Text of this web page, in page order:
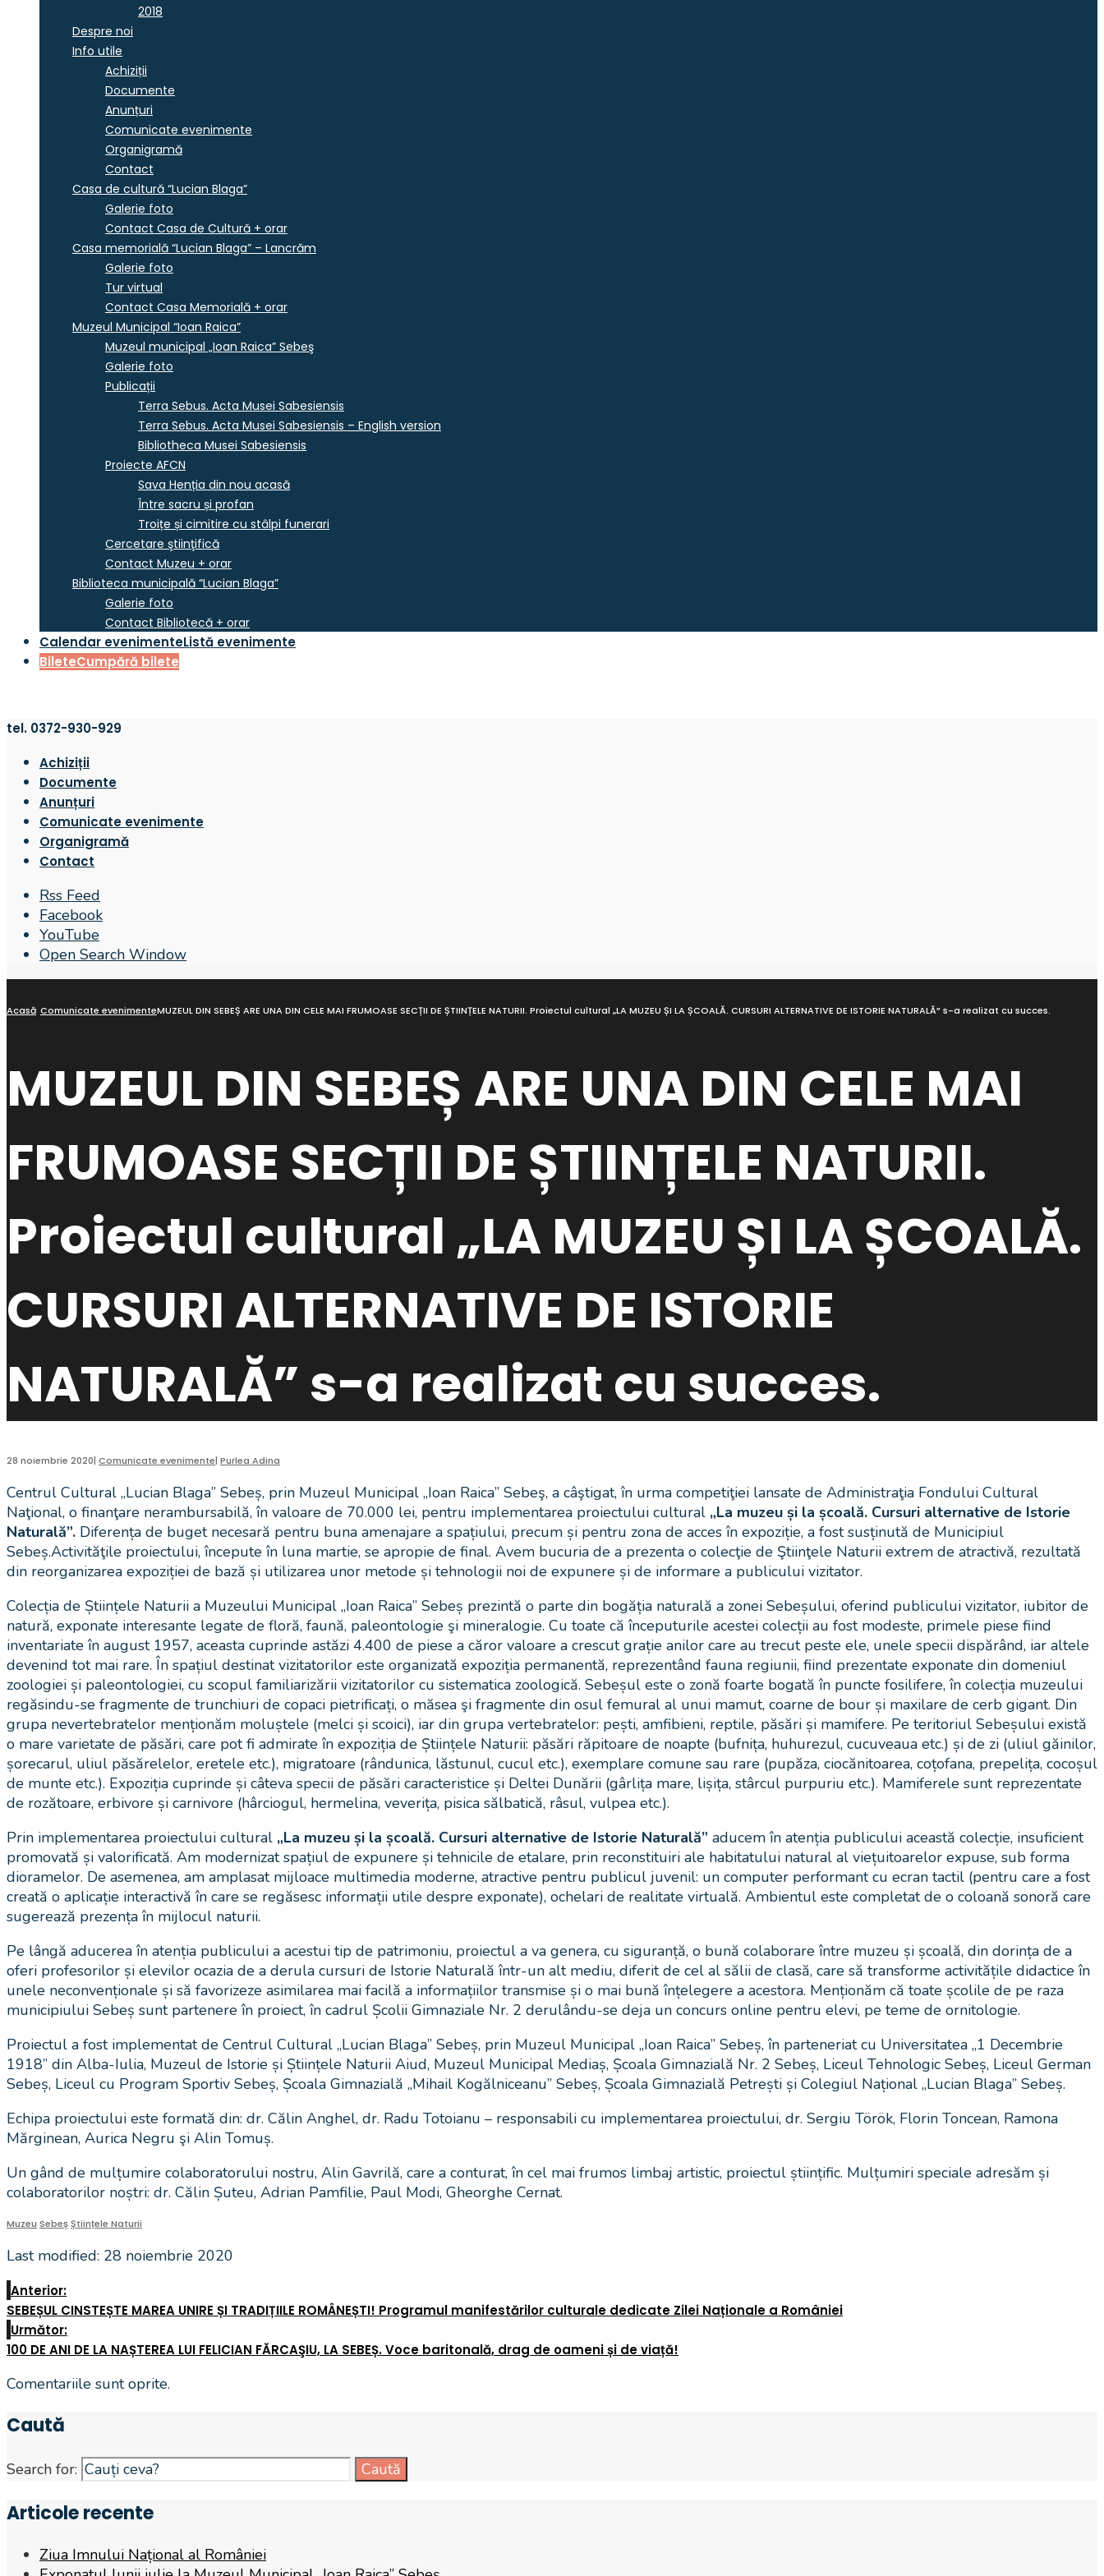
2018
Despre noi
Info utile
Achiziții
Documente
Anunțuri
Comunicate evenimente
Organigramă
Contact
Casa de cultură “Lucian Blaga”
Galerie foto
Contact Casa de Cultură + orar
Casa memorială “Lucian Blaga” – Lancrăm
Galerie foto
Tur virtual
Contact Casa Memorială + orar
Muzeul Municipal “Ioan Raica”
Muzeul municipal „Ioan Raica” Sebeş
Galerie foto
Publicații
Terra Sebus. Acta Musei Sabesiensis
Terra Sebus. Acta Musei Sabesiensis – English version
Bibliotheca Musei Sabesiensis
Proiecte AFCN
Sava Henția din nou acasă
Între sacru și profan
Troițe și cimitire cu stâlpi funerari
Cercetare ştiinţifică
Contact Muzeu + orar
Biblioteca municipală “Lucian Blaga”
Galerie foto
Contact Bibliotecă + orar
Calendar evenimenteListă evenimente
BileteCumpără bilete
tel. 0372-930-929
Achiziții
Documente
Anunțuri
Comunicate evenimente
Organigramă
Contact
Rss Feed
Facebook
YouTube
Open Search Window
Acasă Comunicate evenimenteMUZEUL DIN SEBEȘ ARE UNA DIN CELE MAI FRUMOASE SECȚII DE ȘTIINȚELE NATURII. Proiectul cultural „LA MUZEU ȘI LA ȘCOALĂ. CURSURI ALTERNATIVE DE ISTORIE NATURALĂ” s-a realizat cu succes.
MUZEUL DIN SEBEȘ ARE UNA DIN CELE MAI
FRUMOASE SECȚII DE ȘTIINȚELE NATURII.
Proiectul cultural „LA MUZEU ȘI LA ȘCOALĂ.
CURSURI ALTERNATIVE DE ISTORIE
NATURALĂ” s-a realizat cu succes.
28 noiembrie 2020| Comunicate evenimente| Purlea Adina
Centrul Cultural „Lucian Blaga” Sebeș, prin Muzeul Municipal „Ioan Raica” Sebeş, a câştigat, în urma competiţiei lansate de Administraţia Fondului Cultural
Naţional, o finanţare nerambursabilă, în valoare de 70.000 lei, pentru implementarea proiectului cultural „La muzeu și la școală. Cursuri alternative de Istorie
Naturală”. Diferența de buget necesară pentru buna amenajare a spațiului, precum și pentru zona de acces în expoziție, a fost susținută de Municipiul
Sebeș.Activităţile proiectului, începute în luna martie, se apropie de final. Avem bucuria de a prezenta o colecţie de Ştiinţele Naturii extrem de atractivă, rezultată
din reorganizarea expoziției de bază și utilizarea unor metode și tehnologii noi de expunere și de informare a publicului vizitator.
Colecția de Științele Naturii a Muzeului Municipal „Ioan Raica” Sebeș prezintă o parte din bogăția naturală a zonei Sebeșului, oferind publicului vizitator, iubitor de
natură, exponate interesante legate de floră, faună, paleontologie şi mineralogie. Cu toate că începuturile acestei colecții au fost modeste, primele piese fiind
inventariate în august 1957, aceasta cuprinde astăzi 4.400 de piese a căror valoare a crescut grație anilor care au trecut peste ele, unele specii dispărând, iar altele
devenind tot mai rare. În spațiul destinat vizitatorilor este organizată expoziția permanentă, reprezentând fauna regiunii, fiind prezentate exponate din domeniul
zoologiei și paleontologiei, cu scopul familiarizării vizitatorilor cu sistematica zoologică. Sebeșul este o zonă foarte bogată în puncte fosilifere, în colecția muzeului
regăsindu-se fragmente de trunchiuri de copaci pietrificați, o măsea şi fragmente din osul femural al unui mamut, coarne de bour și maxilare de cerb gigant. Din
grupa nevertebratelor menționăm moluștele (melci și scoici), iar din grupa vertebratelor: pești, amfibieni, reptile, păsări și mamifere. Pe teritoriul Sebeșului există
o mare varietate de păsări, care pot fi admirate în expoziția de Științele Naturii: păsări răpitoare de noapte (bufnița, huhurezul, cucuveaua etc.) și de zi (uliul găinilor,
șorecarul, uliul păsărelelor, eretele etc.), migratoare (rândunica, lăstunul, cucul etc.), exemplare comune sau rare (pupăza, ciocănitoarea, coțofana, prepelița, cocoșul
de munte etc.). Expoziția cuprinde și câteva specii de păsări caracteristice și Deltei Dunării (gârlița mare, lișița, stârcul purpuriu etc.). Mamiferele sunt reprezentate
de rozătoare, erbivore și carnivore (hârciogul, hermelina, veverița, pisica sălbatică, râsul, vulpea etc.).
Prin implementarea proiectului cultural „La muzeu și la școală. Cursuri alternative de Istorie Naturală” aducem în atenția publicului această colecție, insuficient
promovată și valorificată. Am modernizat spațiul de expunere și tehnicile de etalare, prin reconstituiri ale habitatului natural al viețuitoarelor expuse, sub forma
dioramelor. De asemenea, am amplasat mijloace multimedia moderne, atractive pentru publicul juvenil: un computer performant cu ecran tactil (pentru care a fost
creată o aplicație interactivă în care se regăsesc informații utile despre exponate), ochelari de realitate virtuală. Ambientul este completat de o coloană sonoră care
sugerează prezența în mijlocul naturii.
Pe lângă aducerea în atenția publicului a acestui tip de patrimoniu, proiectul a va genera, cu siguranță, o bună colaborare între muzeu și școală, din dorința de a
oferi profesorilor și elevilor ocazia de a derula cursuri de Istorie Naturală într-un alt mediu, diferit de cel al sălii de clasă, care să transforme activitățile didactice în
unele neconvenționale și să favorizeze asimilarea mai facilă a informațiilor transmise și o mai bună înțelegere a acestora. Menționăm că toate școlile de pe raza
municipiului Sebeș sunt partenere în proiect, în cadrul Școlii Gimnaziale Nr. 2 derulându-se deja un concurs online pentru elevi, pe teme de ornitologie.
Proiectul a fost implementat de Centrul Cultural „Lucian Blaga” Sebeș, prin Muzeul Municipal „Ioan Raica” Sebeș, în parteneriat cu Universitatea „1 Decembrie
1918” din Alba-Iulia, Muzeul de Istorie și Științele Naturii Aiud, Muzeul Municipal Mediaș, Școala Gimnazială Nr. 2 Sebeș, Liceul Tehnologic Sebeș, Liceul German
Sebeș, Liceul cu Program Sportiv Sebeș, Școala Gimnazială „Mihail Kogălniceanu” Sebeș, Școala Gimnazială Petrești și Colegiul Național „Lucian Blaga” Sebeș.
Echipa proiectului este formată din: dr. Călin Anghel, dr. Radu Totoianu – responsabili cu implementarea proiectului, dr. Sergiu Török, Florin Toncean, Ramona
Mărginean, Aurica Negru şi Alin Tomuș.
Un gând de mulțumire colaboratorului nostru, Alin Gavrilă, care a conturat, în cel mai frumos limbaj artistic, proiectul științific. Mulțumiri speciale adresăm și
colaboratorilor noștri: dr. Călin Șuteu, Adrian Pamfilie, Paul Modi, Gheorghe Cernat.
Muzeu SebeșȘtiințele Naturii
Last modified: 28 noiembrie 2020
Anterior:
SEBEȘUL CINSTEȘTE MAREA UNIRE ȘI TRADIȚIILE ROMÂNEȘTI! Programul manifestărilor culturale dedicate Zilei Naționale a României
Următor:
100 DE ANI DE LA NAȘTEREA LUI FELICIAN FĂRCAŞIU, LA SEBEȘ. Voce baritonală, drag de oameni și de viață!
Comentariile sunt oprite.
Caută
Search for: Caută
Articole recente
Ziua Imnului Național al României